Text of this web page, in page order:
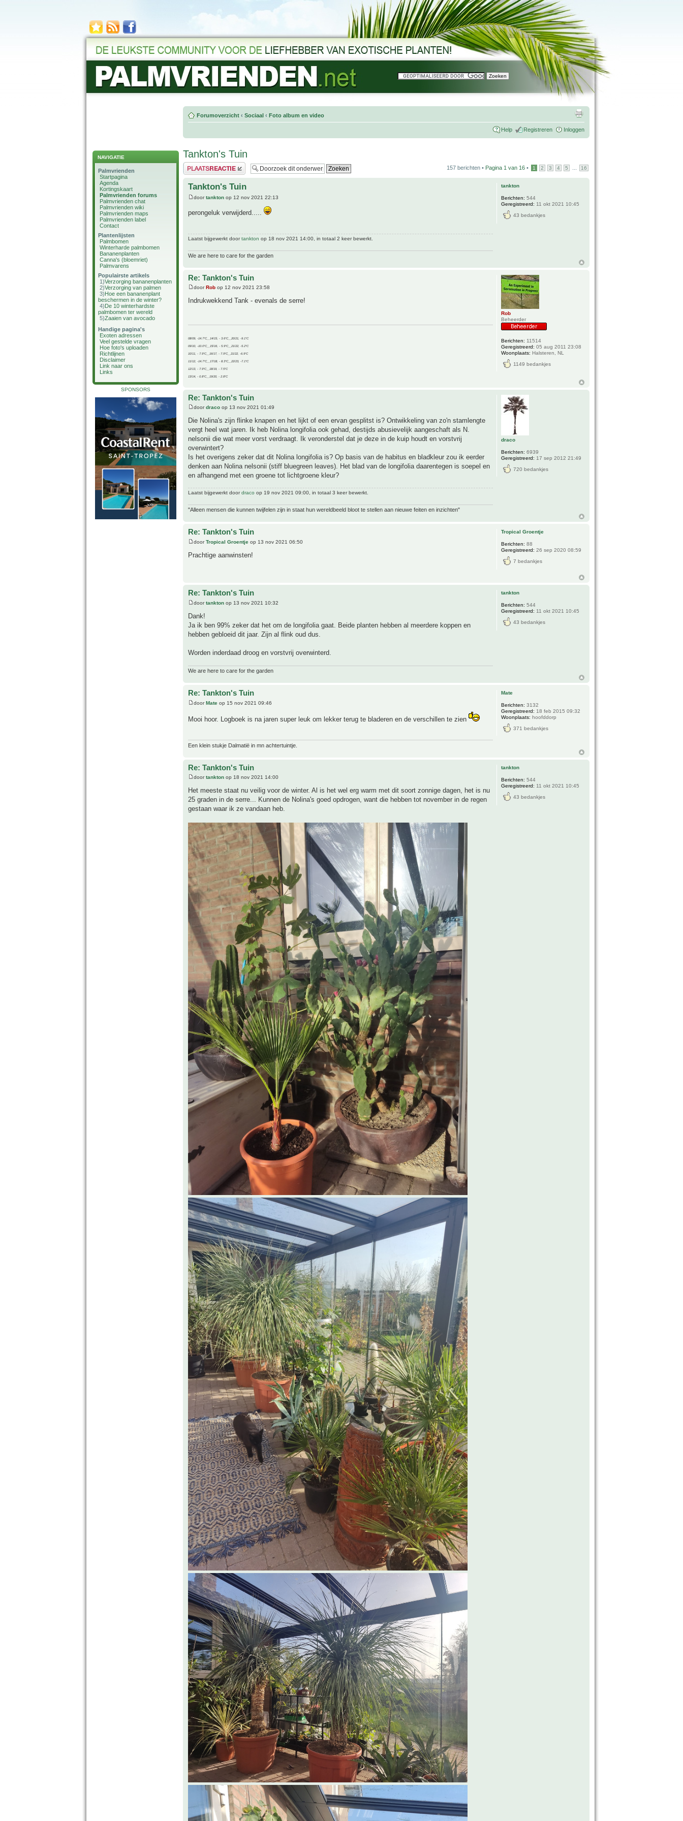
NAVIGATIE
Palmvrienden
Startpagina
Agenda
Kortingskaart
Palmvrienden forums
Palmvrienden chat
Palmvrienden wiki
Palmvrienden maps
Palmvrienden label
Contact
Plantenlijsten
Palmbomen
Winterharde palmbomen
Bananenplanten
Canna's (bloemriet)
Palmvarens
Populairste artikels
1)Verzorging bananenplanten
2)Verzorging van palmen
3)Hoe een bananenplant
beschermen in de winter?
4)De 10 winterhardste
palmbomen ter wereld
5)Zaaien van avocado
Handige pagina's
Exoten adressen
Veel gestelde vragen
Hoe foto's uploaden
Richtlijnen
Disclaimer
Link naar ons
Links
SPONSORS
Forumoverzicht ‹ Sociaal ‹ Foto album en video
Help Registreren Inloggen
Tankton's Tuin
Plaats een reactie 157 berichten • Pagina 1 van 16 • 1 2 3 4 5 16
Tankton's Tuin
doortankton op 12 nov 2021 22:13
perongeluk verwijderd.....
Laatst bijgewerkt doortankton op 18 nov 2021 14:00, in totaal 2 keer bewerkt.
We are here to care for the garden
tankton
Berichten: 544
Geregistreerd: 11 okt 2021 10:45
43 bedankjes
Re: Tankton's Tuin
doorRob op 12 nov 2021 23:58
Indrukwekkend Tank - evenals de serre!
08/09, -14.7°C__14/15, - 3.6°C__20/21, -9.1°C
09/10, -10.0°C__15/16, - 5.9°C__21/22, -5.2°C
10/11, - 7.9°C__16/17, - 7.9°C__21/22, -6.9°C
11/12, -14.7°C__17/18, - 8.3°C__22/23, -7.1°C
12/13, - 7.9°C__18/19, - 7.5°C
13/14, - 0.8°C__19/20, - 2.8°C
Rob
Beheerder
Berichten: 11514
Geregistreerd: 05 aug 2011 23:08
Woonplaats: Halsteren, NL
1149 bedankjes
Re: Tankton's Tuin
doordraco op 13 nov 2021 01:49
Die Nolina's zijn flinke knapen en het lijkt of een ervan gesplitst is? Ontwikkeling van zo'n stamlengte
vergt heel wat jaren. Ik heb Nolina longifolia ook gehad, destijds abusievelijk aangeschaft als N.
nelsonii die wat meer vorst verdraagt. Ik veronderstel dat je deze in de kuip houdt en vorstvrij
overwintert?
Is het overigens zeker dat dit Nolina longifolia is? Op basis van de habitus en bladkleur zou ik eerder
denken aan Nolina nelsonii (stiff bluegreen leaves). Het blad van de longifolia daarentegen is soepel en
en afhangend met een groene tot lichtgroene kleur?
Laatst bijgewerkt doordraco op 19 nov 2021 09:00, in totaal 3 keer bewerkt.
"Alleen mensen die kunnen twijfelen zijn in staat hun wereldbeeld bloot te stellen aan nieuwe feiten en inzichten"
draco
Berichten: 6939
Geregistreerd: 17 sep 2012 21:49
720 bedankjes
Re: Tankton's Tuin
doorTropical Groentje op 13 nov 2021 06:50
Prachtige aanwinsten!
Tropical Groentje
Berichten: 88
Geregistreerd: 26 sep 2020 08:59
7 bedankjes
Re: Tankton's Tuin
doortankton op 13 nov 2021 10:32
Dank!
Ja ik ben 99% zeker dat het om de longifolia gaat. Beide planten hebben al meerdere koppen en
hebben gebloeid dit jaar. Zijn al flink oud dus.
Worden inderdaad droog en vorstvrij overwinterd.
We are here to care for the garden
tankton
Berichten: 544
Geregistreerd: 11 okt 2021 10:45
43 bedankjes
Re: Tankton's Tuin
doorMate op 15 nov 2021 09:46
Mooi hoor. Logboek is na jaren super leuk om lekker terug te bladeren en de verschillen te zien
Een klein stukje Dalmatië in mn achtertuintje.
Mate
Berichten: 3132
Geregistreerd: 18 feb 2015 09:32
Woonplaats: hoofddorp
371 bedankjes
Re: Tankton's Tuin
doortankton op 18 nov 2021 14:00
Het meeste staat nu veilig voor de winter. Al is het wel erg warm met dit soort zonnige dagen, het is nu
25 graden in de serre... Kunnen de Nolina's goed opdrogen, want die hebben tot november in de regen
gestaan waar ik ze vandaan heb.
tankton
Berichten: 544
Geregistreerd: 11 okt 2021 10:45
43 bedankjes